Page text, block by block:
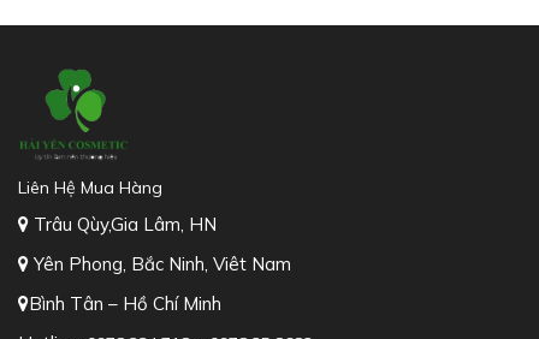
Liên Hệ Mua Hàng
Trâu Qùy,Gia Lâm, HN
Yên Phong, Bắc Ninh, Viêt Nam
Bình Tân – Hồ Chí Minh
Hotline:
0978.234.718 – 0978.35.8683
Email: haiyencosmetic@gmail.com